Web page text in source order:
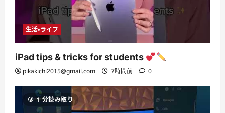
生活・ライフ
iPad tips & tricks for students
pikakichi2015@gmail.com 7時間前 0
1 分読み取り